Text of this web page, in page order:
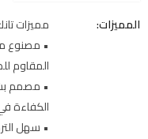
المميزات:
مميزات
• مصنوع
المقاوم
• مصمم
الكفاءة
• سهل